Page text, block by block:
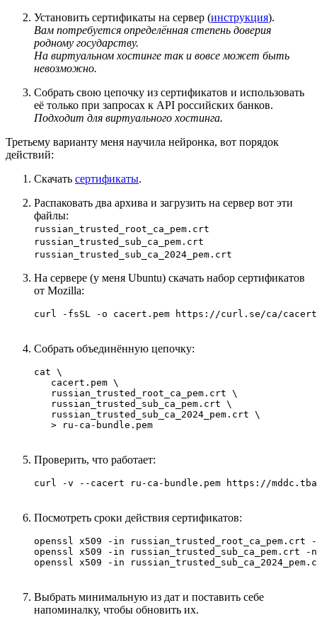
Установить сертификаты на сервер (инструкция).
Вам потребуется определённая степень доверия
родному государству.
На виртуальном хостинге так и вовсе может быть
невозможно.
Собрать свою цепочку из сертификатов и использовать
её только при запросах к API российских банков.
Подходит для виртуального хостинга.
Третьему варианту меня научила нейронка, вот порядок
действий:
Скачать сертификаты.
Распаковать два архива и загрузить на сервер вот эти
файлы:
russian_trusted_root_ca_pem.crt
russian_trusted_sub_ca_pem.crt
russian_trusted_sub_ca_2024_pem.crt
На сервере (у меня Ubuntu) скачать набор сертификатов
от Mozilla:
curl -fsSL -o cacert.pem https://curl.se/ca/
Собрать объединённую цепочку:
cat \
   cacert.pem \
   russian_trusted_root_ca_pem.crt \
   russian_trusted_sub_ca_pem.crt \
   russian_trusted_sub_ca_2024_pem.crt \
   > ru-ca-bundle.pem
Проверить, что работает:
curl -v --cacert ru-ca-bundle.pem https://
Посмотреть сроки действия сертификатов:
openssl x509 -in
openssl x509 -in russian_trusted_sub_ca_pem.crt
openssl x509 -in
Выбрать минимальную из дат и поставить себе
напоминалку, чтобы обновить их.